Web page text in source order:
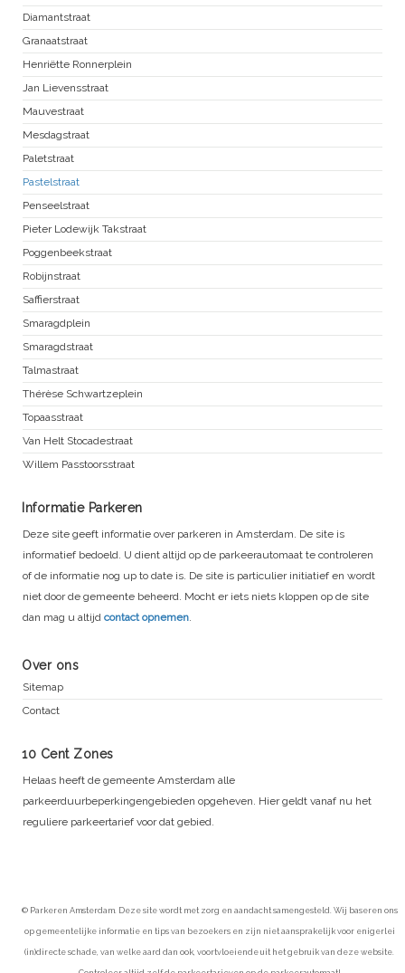
Diamantstraat
Granaatstraat
Henriëtte Ronnerplein
Jan Lievensstraat
Mauvestraat
Mesdagstraat
Paletstraat
Pastelstraat
Penseelstraat
Pieter Lodewijk Takstraat
Poggenbeekstraat
Robijnstraat
Saffierstraat
Smaragdplein
Smaragdstraat
Talmastraat
Thérèse Schwartzeplein
Topaasstraat
Van Helt Stocadestraat
Willem Passtoorsstraat
Informatie Parkeren
Deze site geeft informatie over parkeren in Amsterdam. De site is
informatief bedoeld. U dient altijd op de parkeerautomaat te controleren
of de informatie nog up to date is. De site is particulier initiatief en wordt
niet door de gemeente beheerd. Mocht er iets niets kloppen op de site
dan mag u altijd contact opnemen
Over ons
Sitemap
Contact
10 Cent Zones
Helaas heeft de gemeente Amsterdam alle
parkeerduurbeperkingengebieden opgeheven. Hier geldt vanaf nu het
reguliere parkeertarief voor dat gebied.
© Parkeren Amsterdam. Deze site wordt met zorg en aandacht samengesteld. Wij baseren ons
op gemeentelijke informatie en tips van bezoekers en zijn niet aansprakelijk voor enigerlei
(in)directe schade, van welke aard dan ook, voortvloeiende uit het gebruik van deze website.